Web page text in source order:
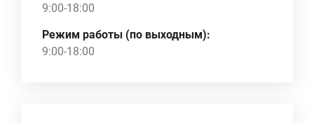
9:00-18:00
Режим работы (по выходным):
9:00-18:00